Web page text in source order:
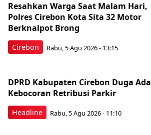
Cirebon
Resahkan Warga Saat Malam Hari,
Polres Cirebon Kota Sita 32 Motor
Berknalpot Brong
Rabu, 5 Agu 2026 - 13:15
Headline
DPRD Kabupaten Cirebon Duga Ada
Kebocoran Retribusi Parkir
Rabu, 5 Agu 2026 - 11:10